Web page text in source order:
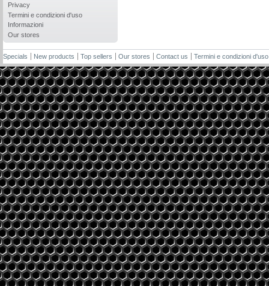
Privacy
Termini e condizioni d'uso
Informazioni
Our stores
Specials New products Top sellers Our stores Contact us Termini e condizioni d'uso